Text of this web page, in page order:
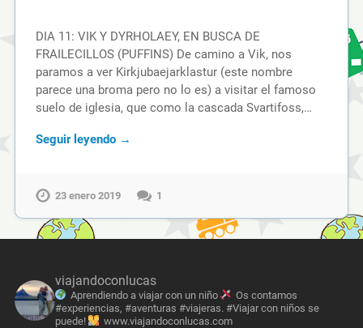
DIA 11: VIK Y DYRHOLAEY, EN BUSCA DE
FRAILECILLOS (PUFFINS) De camino a Vik, nos
paramos a ver Kirkjubaejarklastur (este nombre
parece una broma pero no lo es) a visitar el famoso
suelo de iglesia, que como la cascada Svartifoss,…
Seguir leyendo →
23 enero 2019 1
viajandoconlucas
Aprendiendo a viajar con un niño
Os contamos
#experiencias, #aventuras #viajeras. #Viajar con niños se
puede!
www.viajandoconlucas.com